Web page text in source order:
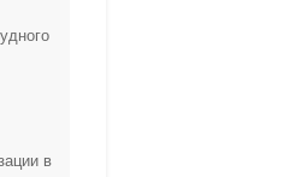
в